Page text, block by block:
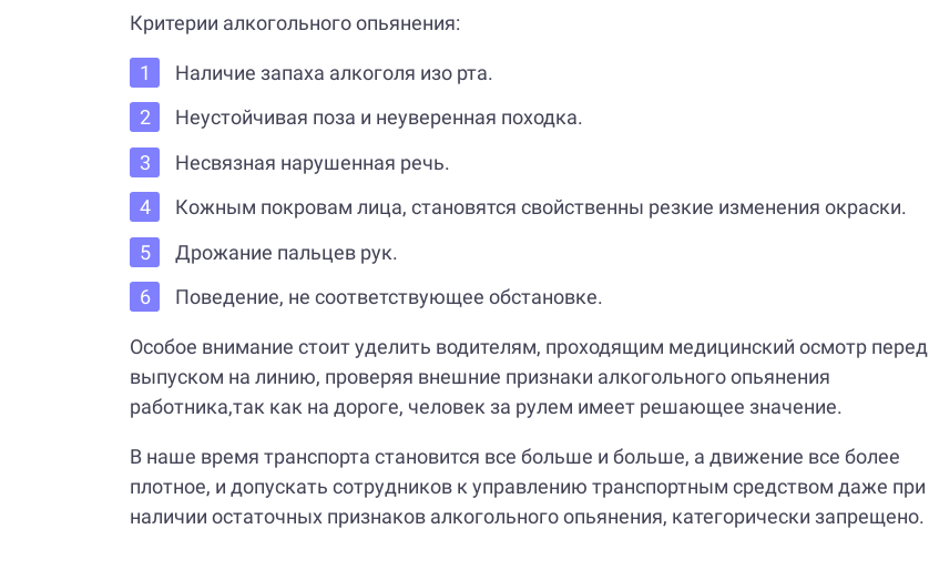
Критерии алкогольного опьянения:
Наличие запаха алкоголя изо рта.
Неустойчивая поза и неуверенная походка.
Несвязная нарушенная речь.
Кожным покровам лица, становятся свойственны резкие изменения окраски.
Дрожание пальцев рук.
Поведение, не соответствующее обстановке.
Особое внимание стоит уделить водителям, проходящим медицинский осмотр перед
выпуском на линию, проверяя внешние признаки алкогольного опьянения
работника,так как на дороге, человек за рулем имеет решающее значение.
В наше время транспорта становится все больше и больше, а движение все более
плотное, и допускать сотрудников к управлению транспортным средством даже при
наличии остаточных признаков алкогольного опьянения, категорически запрещено.